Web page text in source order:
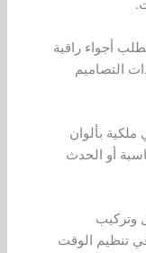
أجواء راقية
التصاميم
بألوان
أو الحدث
وتركيب
تنظيم الوقت